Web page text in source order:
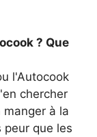
? Que
l'Autocook
chercher
à la
que les